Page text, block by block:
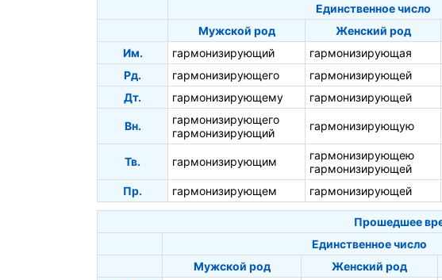
Единственное число
Мужской род
Женский род
Им.
гармонизирующий гармонизирующая
Рд.
гармонизирующего гармонизирующей
Дт.
гармонизирующему гармонизирующей
Вн.
гармонизирующего
гармонизирующий
гармонизирующую
Тв. гармонизирующим
гармонизирующею
гармонизирующей
Пр. гармонизирующем гармонизирующей
Прошедшее
Единственное число
Мужской род
Женский род